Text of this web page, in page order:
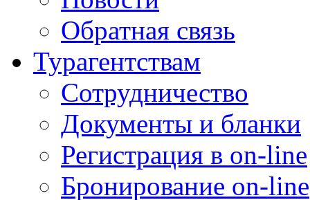
Обратная связь
Турагентствам
Сотрудничество
Документы и бланки
Регистрация в on-line
Бронирование on-line